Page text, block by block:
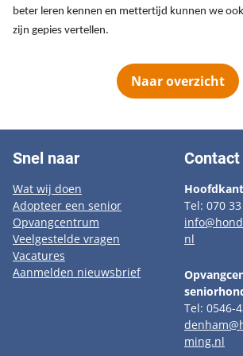
beter leren kennen en mettertijd kunnen we
zijn gepies vertellen.
Naar overzicht
Snel naar
Wat wij doen
Adopteer een senior
Opvangcentrum
Veelgestelde vragen
Vacatures
Aanmelden nieuwsbrief
Contact
Tel: 070
nl
Tel: 0546-
ming.nl